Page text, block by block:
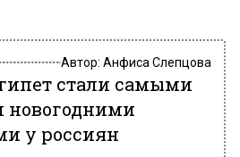
Автор: Анфиса Слепцова
стали самыми
у россиян